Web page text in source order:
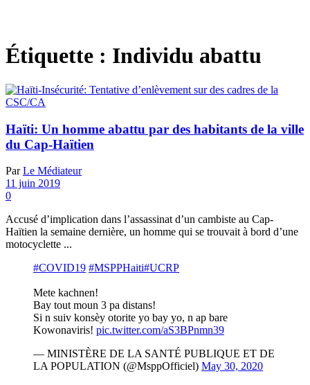
Étiquette : Individu abattu
Haïti: Un homme abattu par des habitants de la ville
du Cap-Haïtien
Par Le Médiateur
11 juin 2019
0
Accusé d’implication dans l’assassinat d’un cambiste au Cap-
Haïtien la semaine dernière, un homme qui se trouvait à bord d’une
motocyclette ...
#COVID19 #MSPPHaiti#UCRP
Mete kachnen!
Bay tout moun 3 pa distans!
Si n suiv konsèy otorite yo bay yo, n ap bare
Kowonaviris! pic.twitter.com/aS3BPnmn39
— MINISTÈRE DE LA SANTÉ PUBLIQUE ET DE
LA POPULATION (@MsppOfficiel) May 30, 2020